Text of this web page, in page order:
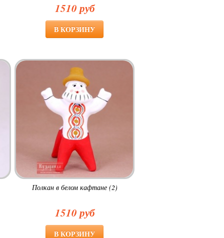
1510 руб
Полкан в белом кафтане (2)
1510 руб